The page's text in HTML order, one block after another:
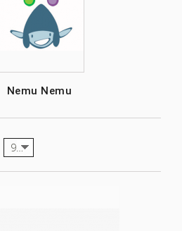
Nemu Nemu
9